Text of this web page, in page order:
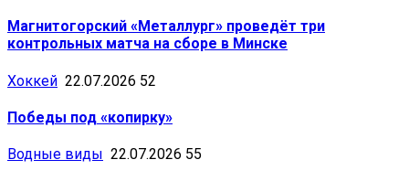
Магнитогорский «Металлург» проведёт три
контрольных матча на сборе в Минске
Хоккей 22.07.2026 52
Победы под «копирку»
Водные виды 22.07.2026 55